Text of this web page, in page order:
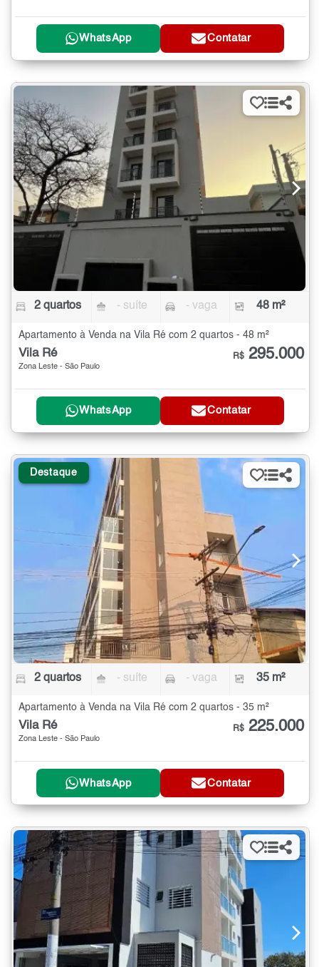
WhatsApp Contatar
2 quartos - suíte - vaga 48 m²
Apartamento à Venda na Vila Ré com 2 quartos - 48 m²
Vila Ré
Zona Leste - São Paulo
R$ 295.000
WhatsApp Contatar
Destaque
2 quartos - suíte - vaga 35 m²
Apartamento à Venda na Vila Ré com 2 quartos - 35 m²
Vila Ré
Zona Leste - São Paulo
R$ 225.000
WhatsApp Contatar